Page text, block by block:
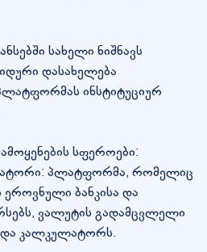
სახელი ნიშნავს
დასახელება
ინსტიტუციურ
სფეროები:
პლატფორმა, რომელიც
ბანკისა და
ვალუტის გადამცვლელი
და კალკულატორს.